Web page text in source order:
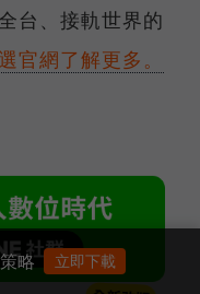
台、接軌世界的
官網了解更多。
略 立即下載